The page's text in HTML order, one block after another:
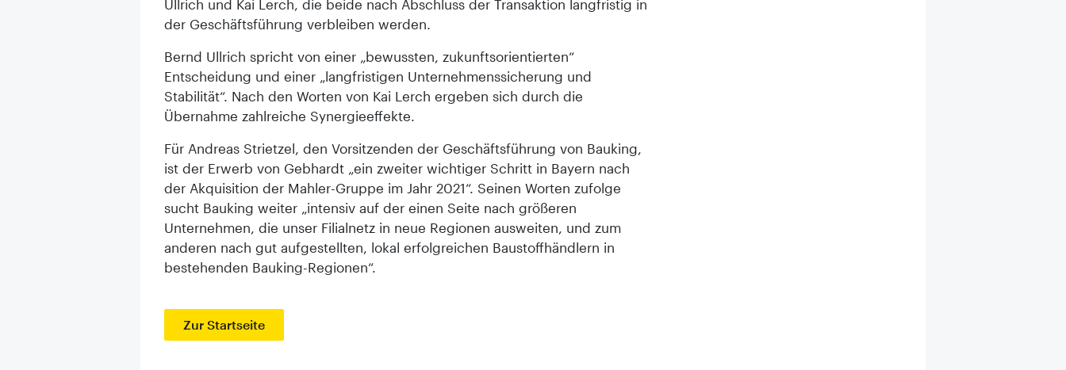
Ullrich und Kai Lerch, die beide nach Abschluss der Transaktion langfristig in
der Geschäftsführung verbleiben werden.
Bernd Ullrich spricht von einer „bewussten, zukunftsorientierten“
Entscheidung und einer „langfristigen Unternehmenssicherung und
Stabilität“. Nach den Worten von Kai Lerch ergeben sich durch die
Übernahme zahlreiche Synergieeffekte.
Für Andreas Strietzel, den Vorsitzenden der Geschäftsführung von Bauking,
ist der Erwerb von Gebhardt „ein zweiter wichtiger Schritt in Bayern nach
der Akquisition der Mahler-Gruppe im Jahr 2021“. Seinen Worten zufolge
sucht Bauking weiter „intensiv auf der einen Seite nach größeren
Unternehmen, die unser Filialnetz in neue Regionen ausweiten, und zum
anderen nach gut aufgestellten, lokal erfolgreichen Baustoffhändlern in
bestehenden Bauking-Regionen“.
Zur Startseite